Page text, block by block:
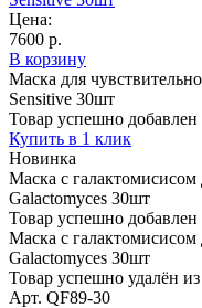
Цена:
7600 р.
В корзину
Маска для
Sensitive 30шт
Товар успешно добавлен
Купить в 1 клик
Новинка
Маска с
Galactomyces 30шт
Товар успешно добавлен
Маска с
Galactomyces 30шт
Товар успешно удалён
Арт. QF89-30